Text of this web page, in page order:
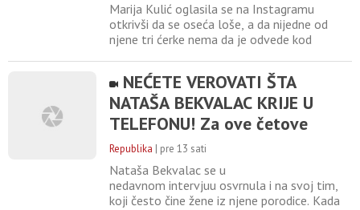
Marija Kulić oglasila se na Instagramu
otkrivši da se oseća loše, a da nijedne od
njene tri ćerke nema da je odvede kod
zadovoljni. Na kraju ni hvala. Kada sam
prestala da im udovoljavam i ispunjavam
njihove želje, postala sam sebična. Šta mi
sve izgovaraju.... Njima je dobro. A ja? Pitaju
li se? Ne. Sada, kada sam
NEĆETE VEROVATI ŠTA
NATAŠA BEKVALAC KRIJE U
TELEFONU! Za ove četove
najviše strahuje, ako neko dođe
do njih - sledi KATASTROFA!
Republika | pre 13 sati
Nataša Bekvalac se u
nedavnom intervjuu osvrnula i na svoj tim,
koji često čine žene iz njene porodice. Kada